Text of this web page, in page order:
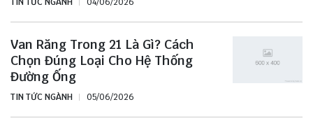
TIN TỨC NGÀNH 04/06/2026
Van Răng Trong 21 Là Gì? Cách
Chọn Đúng Loại Cho Hệ Thống
Đường Ống
TIN TỨC NGÀNH 05/06/2026